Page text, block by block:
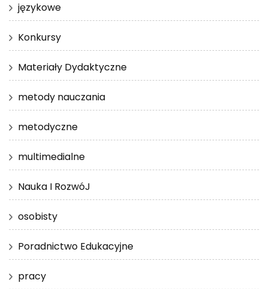
językowe
Konkursy
Materiały Dydaktyczne
metody nauczania
metodyczne
multimedialne
Nauka I RozwóJ
osobisty
Poradnictwo Edukacyjne
pracy